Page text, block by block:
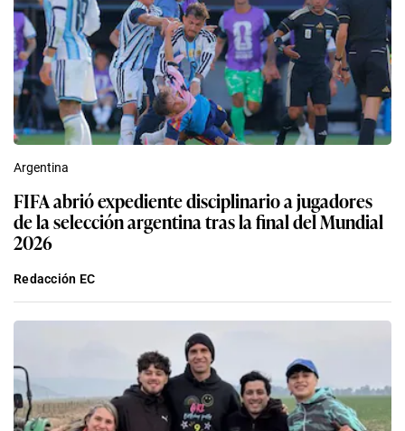
Argentina
FIFA abrió expediente disciplinario a jugadores
de la selección argentina tras la final del Mundial
2026
Redacción EC